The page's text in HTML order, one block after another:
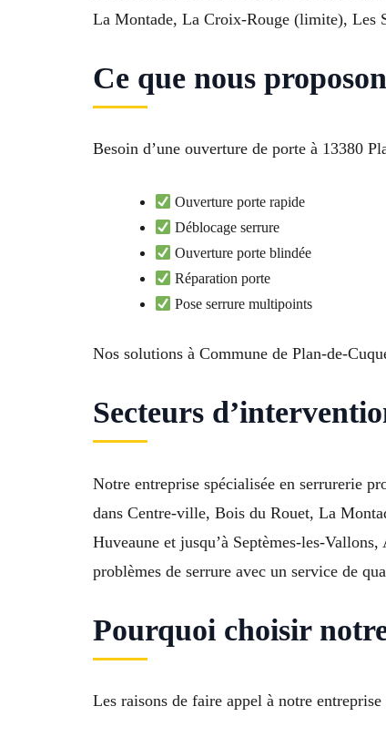
La Montade, La Croix-Rouge (limite), Les
Ce que nous
Besoin d’une ouverture de porte à 13380
Ouverture porte rapide
Déblocage serrure
Ouverture porte blindée
Réparation porte
Pose serrure multipoints
Nos solutions à Commune de Plan-de-
Secteurs
Notre entreprise spécialisée en serrurerie
dans Centre-ville, Bois du Rouet, La
Huveaune et jusqu’à Septèmes-les-
problèmes de serrure avec un service de
Pourquoi choisir
Les raisons de faire appel à notre